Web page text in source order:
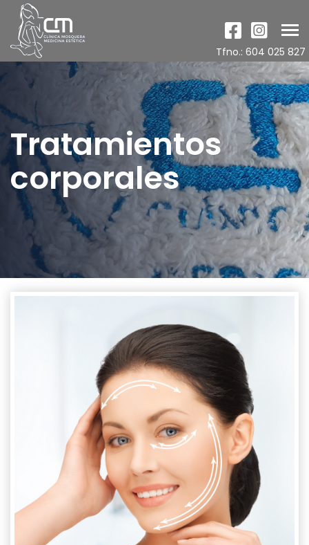
Tfno.: 604 025 827
Tratamientos
corporales